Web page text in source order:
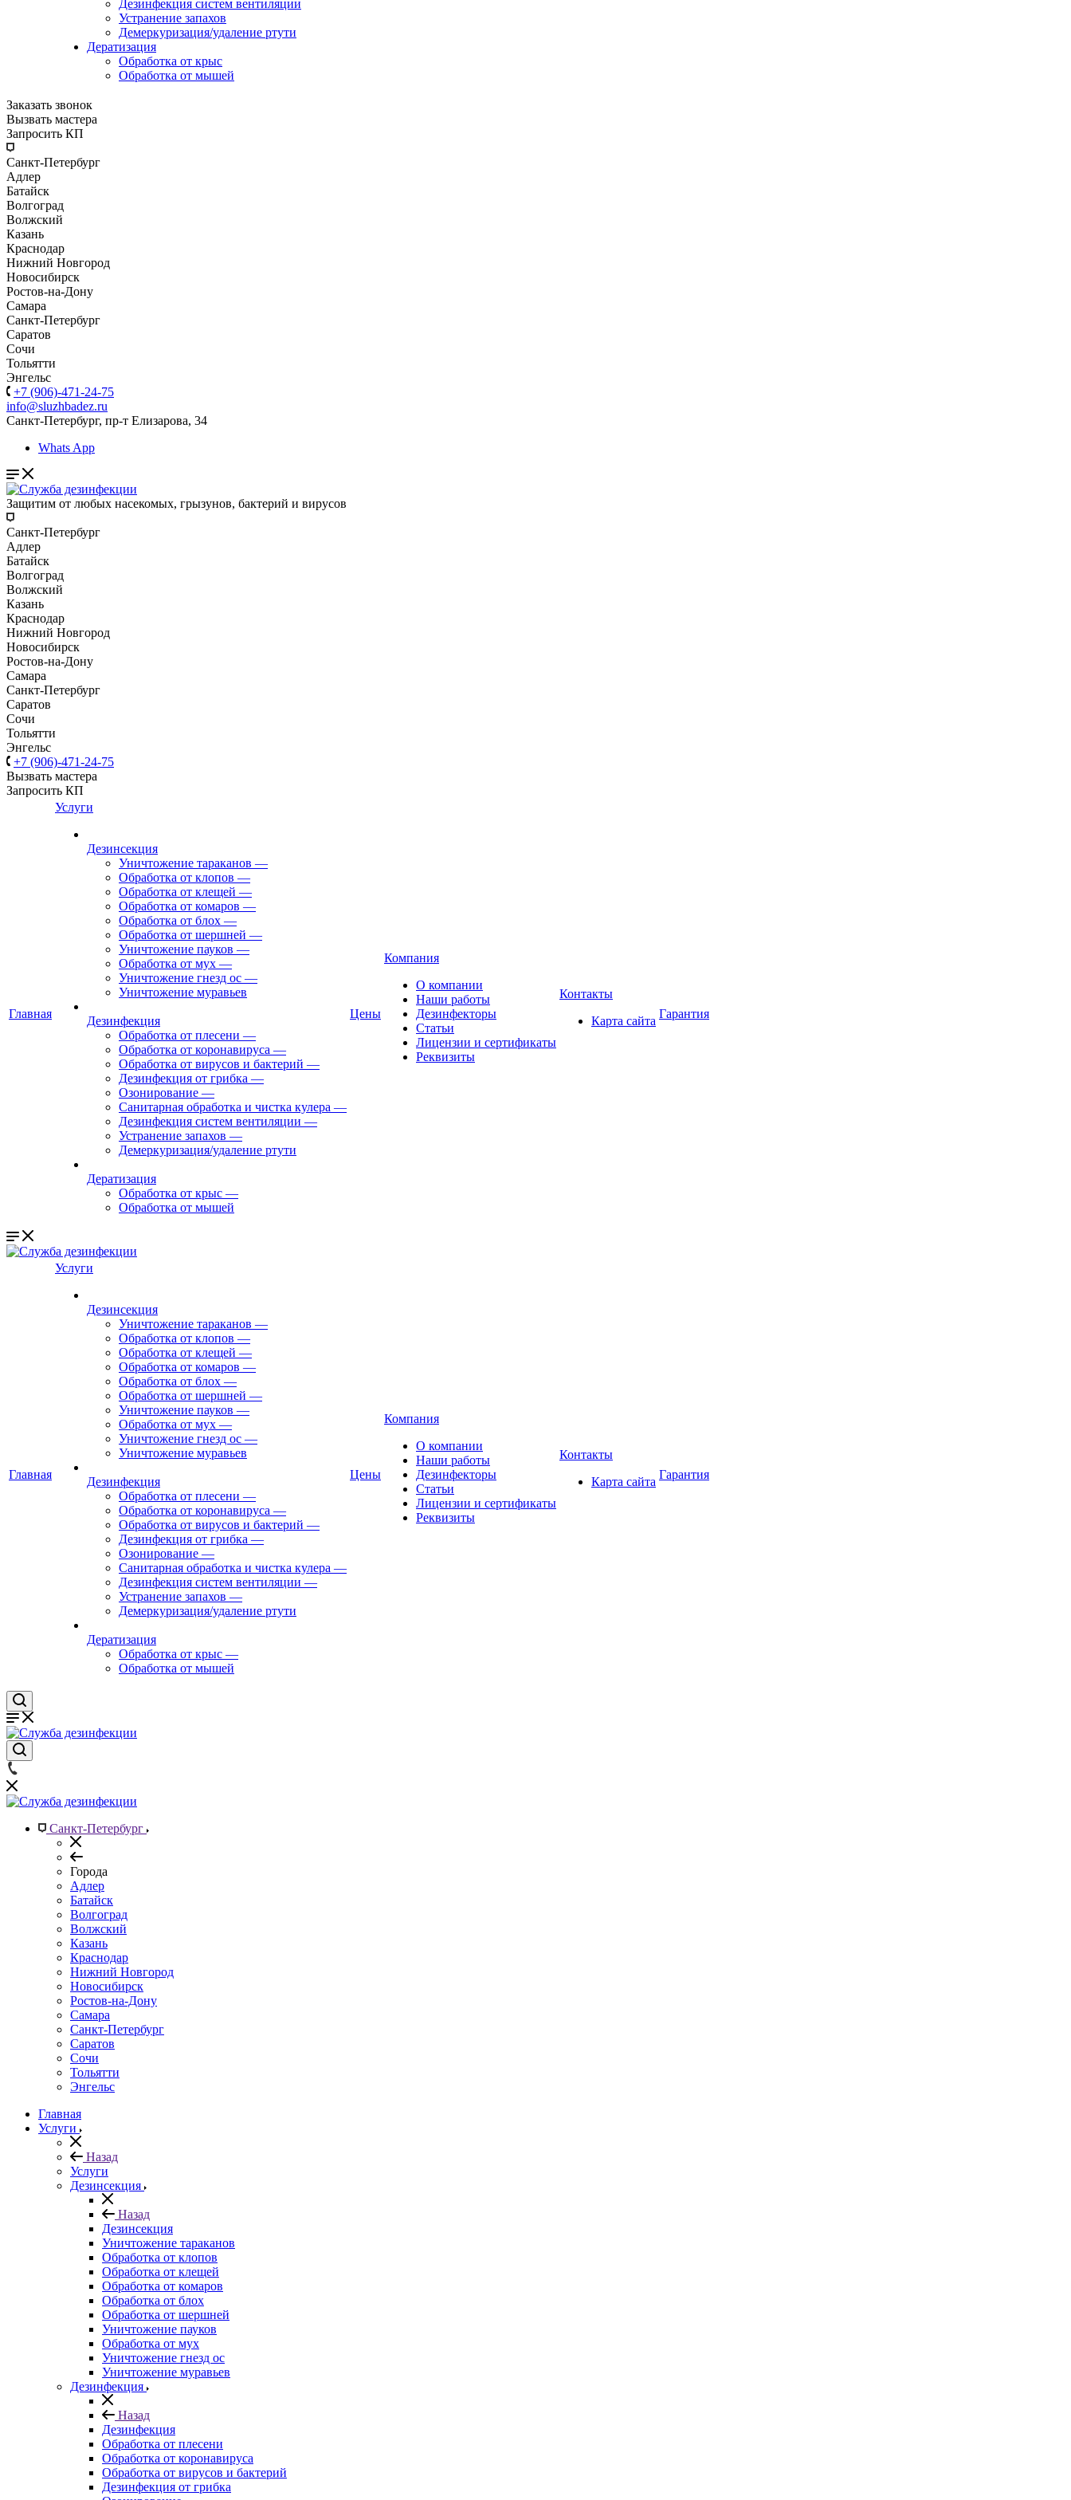
Дезинфекция систем вентиляции
Устранение запахов
Демеркуризация/удаление ртути
Дератизация
Обработка от крыс
Обработка от мышей
Заказать звонок
Вызвать мастера
Запросить КП
Санкт-Петербург
Адлер
Батайск
Волгоград
Волжский
Казань
Краснодар
Нижний Новгород
Новосибирск
Ростов-на-Дону
Самара
Санкт-Петербург
Саратов
Сочи
Тольятти
Энгельс
+7 (906)-471-24-75
info@sluzhbadez.ru
Санкт-Петербург, пр-т Елизарова, 34
Whats App
Защитим от любых насекомых, грызунов, бактерий и вирусов
Санкт-Петербург
Адлер
Батайск
Волгоград
Волжский
Казань
Краснодар
Нижний Новгород
Новосибирск
Ростов-на-Дону
Самара
Санкт-Петербург
Саратов
Сочи
Тольятти
Энгельс
+7 (906)-471-24-75
Вызвать мастера
Запросить КП
Главная
Услуги
Дезинсекция
Уничтожение тараканов —
Обработка от клопов —
Обработка от клещей —
Обработка от комаров —
Обработка от блох —
Обработка от шершней —
Уничтожение пауков —
Обработка от мух —
Уничтожение гнезд ос —
Уничтожение муравьев
Дезинфекция
Обработка от плесени —
Обработка от коронавируса —
Обработка от вирусов и бактерий —
Дезинфекция от грибка —
Озонирование —
Санитарная обработка и чистка кулера —
Дезинфекция систем вентиляции —
Устранение запахов —
Демеркуризация/удаление ртути
Дератизация
Обработка от крыс —
Обработка от мышей
Цены
Компания
О компании
Наши работы
Дезинфекторы
Статьи
Лицензии и сертификаты
Реквизиты
Контакты
Карта сайта
Гарантия
Главная
Услуги
Дезинсекция
Уничтожение тараканов —
Обработка от клопов —
Обработка от клещей —
Обработка от комаров —
Обработка от блох —
Обработка от шершней —
Уничтожение пауков —
Обработка от мух —
Уничтожение гнезд ос —
Уничтожение муравьев
Дезинфекция
Обработка от плесени —
Обработка от коронавируса —
Обработка от вирусов и бактерий —
Дезинфекция от грибка —
Озонирование —
Санитарная обработка и чистка кулера —
Дезинфекция систем вентиляции —
Устранение запахов —
Демеркуризация/удаление ртути
Дератизация
Обработка от крыс —
Обработка от мышей
Цены
Компания
О компании
Наши работы
Дезинфекторы
Статьи
Лицензии и сертификаты
Реквизиты
Контакты
Карта сайта
Гарантия
Санкт-Петербург
Города
Адлер
Батайск
Волгоград
Волжский
Казань
Краснодар
Нижний Новгород
Новосибирск
Ростов-на-Дону
Самара
Санкт-Петербург
Саратов
Сочи
Тольятти
Энгельс
Главная
Услуги
Назад
Услуги
Дезинсекция
Назад
Дезинсекция
Уничтожение тараканов
Обработка от клопов
Обработка от клещей
Обработка от комаров
Обработка от блох
Обработка от шершней
Уничтожение пауков
Обработка от мух
Уничтожение гнезд ос
Уничтожение муравьев
Дезинфекция
Назад
Дезинфекция
Обработка от плесени
Обработка от коронавируса
Обработка от вирусов и бактерий
Дезинфекция от грибка